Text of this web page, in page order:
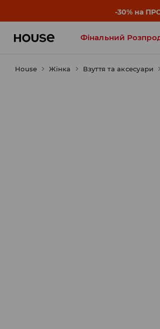
-30% на
Фінальний
Influencers' Faves
House Жінка Взуття та аксесуари